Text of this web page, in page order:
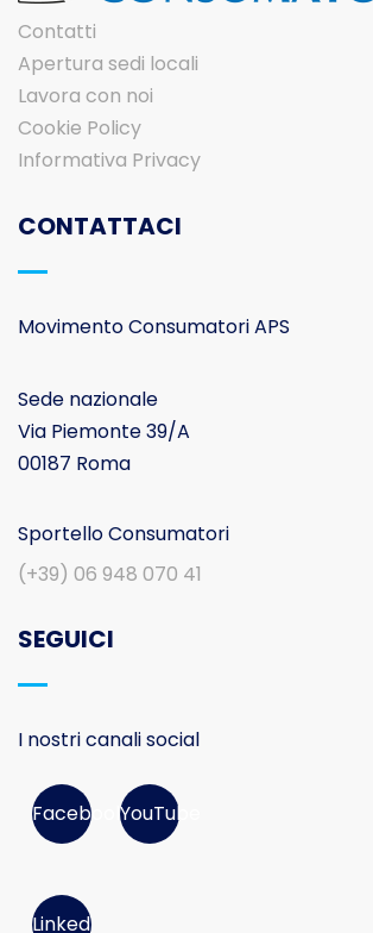
Contatti
Apertura sedi locali
Lavora con noi
Cookie Policy
Informativa Privacy
CONTATTACI
Movimento Consumatori APS
Sede nazionale
Via Piemonte 39/A
00187 Roma
Sportello Consumatori
(+39) 06 948 070 41
SEGUICI
I nostri canali social
FacebookYouTube
Linked